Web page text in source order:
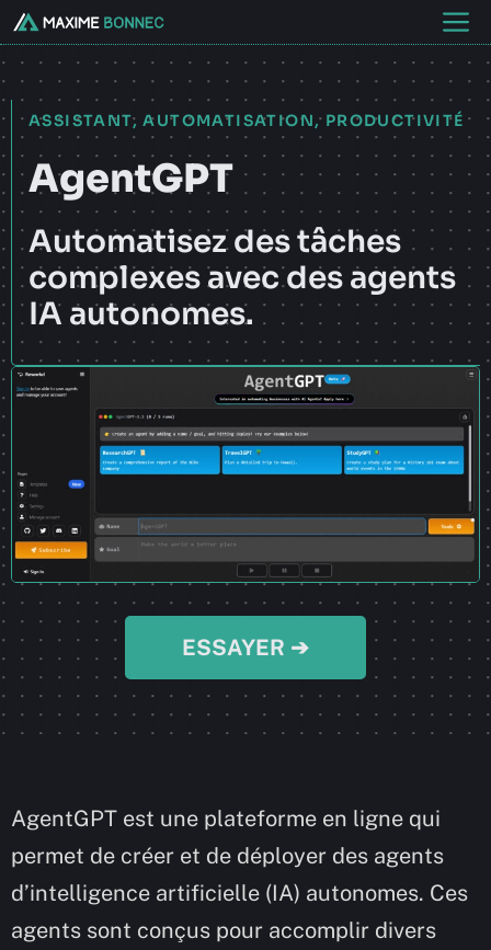
Aller
au
contenu
ASSISTANT,AUTOMATISATION, PRODUCTIVITÉ
AgentGPT
Automatisez des tâches
complexes avec des agents
IA autonomes.
ESSAYER ➔
AgentGPT est une plateforme en ligne qui
permet de créer et de déployer des agents
d’intelligence artificielle (IA) autonomes. Ces
agents sont conçus pour accomplir divers